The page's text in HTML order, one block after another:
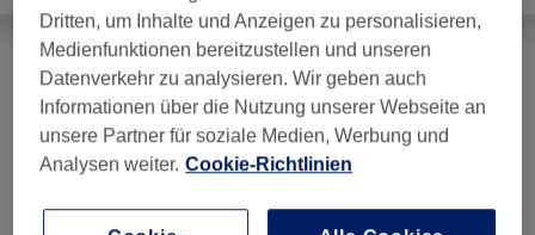
Massagen (2) ab 7,50 €
Dritten, um Inhalte und Anzeigen zu personalisieren,
Medienfunktionen bereitzustellen und unseren
Datenverkehr zu analysieren. Wir geben auch
Informationen über die Nutzung unserer Webseite an
unsere Partner für soziale Medien, Werbung und
Analysen weiter. Cookie-Richtlinien